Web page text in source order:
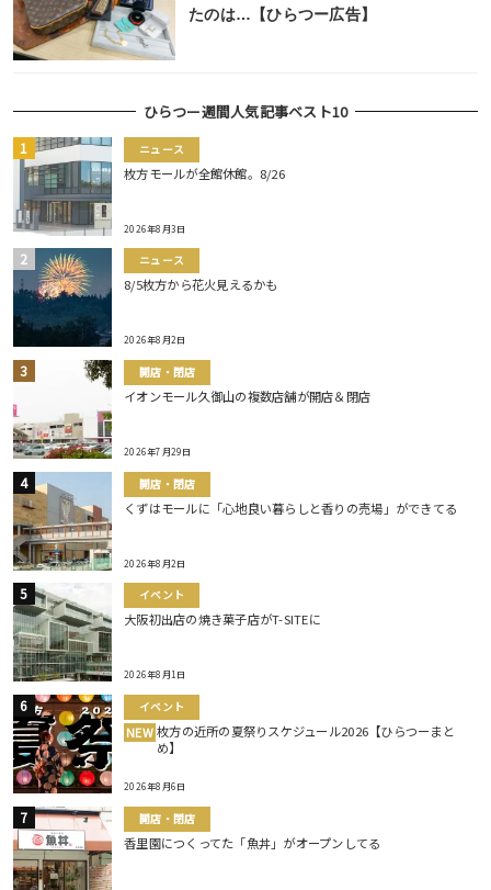
たのは…【ひらつー広告】
ひらつー週間人気記事ベスト10
ニュース
枚方モールが全館休館。8/26
2026年8月3日
ニュース
8/5枚方から花火見えるかも
2026年8月2日
開店・閉店
イオンモール久御山の複数店舗が開店＆閉店
2026年7月29日
開店・閉店
くずはモールに「心地良い暮らしと香りの売場」ができてる
2026年8月2日
イベント
大阪初出店の焼き菓子店がT-SITEに
2026年8月1日
イベント
NEW 枚方の近所の夏祭りスケジュール2026【ひらつーまと
め】
2026年8月6日
開店・閉店
香里園につくってた「魚丼」がオープンしてる